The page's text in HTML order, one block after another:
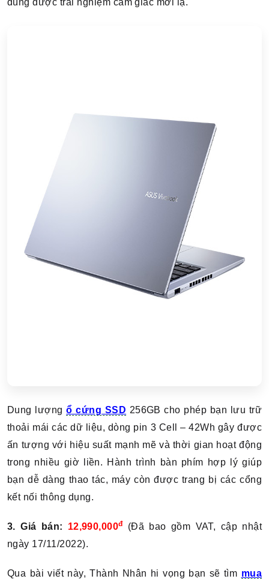
dùng được trải nghiệm cảm giác mới lạ.
Dung lượngổ cứng SSD 256GB cho phép bạn lưu trữ
thoải mái các dữ liệu, dòng pin 3 Cell – 42Wh gây được
ấn tượng với hiệu suất mạnh mẽ và thời gian hoạt động
trong nhiều giờ liền. Hành trình bàn phím hợp lý giúp
bạn dễ dàng thao tác, máy còn được trang bị các cổng
kết nối thông dụng.
3. Giá bán: 12,990,000đ
(Đã bao gồm VAT, cập nhật
ngày 17/11/2022).
Qua bài viết này, Thành Nhân hi vọng bạn sẽ tìm mua